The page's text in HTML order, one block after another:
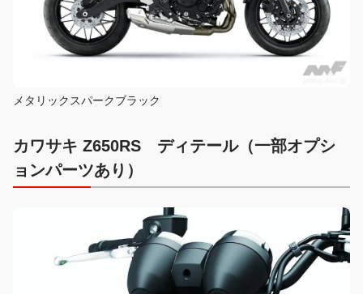
メタリックスパークブラック
カワサキ Z650RS ディテール（一部オプシ
ョンパーツあり）